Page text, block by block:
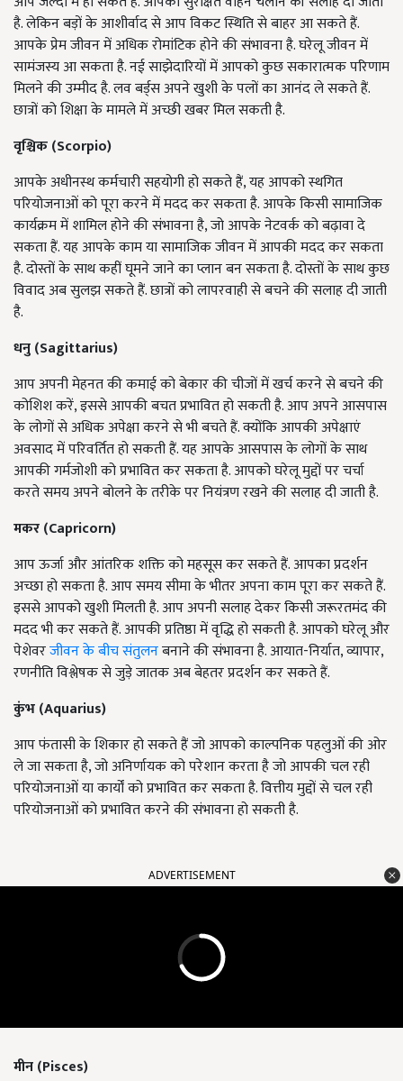
है. लेकिन बड़ों के आशीर्वाद से आप विकट स्थिति से बाहर आ सकते हैं.
आपके प्रेम जीवन में अधिक रोमांटिक होने की संभावना है. घरेलू जीवन में
सामंजस्य आ सकता है. नई साझेदारियों में आपको कुछ सकारात्मक परिणाम
मिलने की उम्मीद है. लव बर्ड्स अपने खुशी के पलों का आनंद ले सकते हैं.
छात्रों को शिक्षा के मामले में अच्छी खबर मिल सकती है.
वृश्चिक (Scorpio)
आपके अधीनस्थ कर्मचारी सहयोगी हो सकते हैं, यह आपको स्थगित
परियोजनाओं को पूरा करने में मदद कर सकता है. आपके किसी सामाजिक
कार्यक्रम में शामिल होने की संभावना है, जो आपके नेटवर्क को बढ़ावा दे
सकता हैं. यह आपके काम या सामाजिक जीवन में आपकी मदद कर सकता
है. दोस्तों के साथ कहीं घूमने जाने का प्लान बन सकता है. दोस्तों के साथ कुछ
विवाद अब सुलझ सकते हैं. छात्रों को लापरवाही से बचने की सलाह दी जाती
है.
धनु (Sagittarius)
आप अपनी मेहनत की कमाई को बेकार की चीजों में खर्च करने से बचने की
कोशिश करें, इससे आपकी बचत प्रभावित हो सकती है. आप अपने आसपास
के लोगों से अधिक अपेक्षा करने से भी बचते हैं. क्योंकि आपकी अपेक्षाएं
अवसाद में परिवर्तित हो सकती हैं. यह आपके आसपास के लोगों के साथ
आपकी गर्मजोशी को प्रभावित कर सकता है. आपको घरेलू मुद्दों पर चर्चा
करते समय अपने बोलने के तरीके पर नियंत्रण रखने की सलाह दी जाती है.
मकर (Capricorn)
आप ऊर्जा और आंतरिक शक्ति को महसूस कर सकते हैं. आपका प्रदर्शन
अच्छा हो सकता है. आप समय सीमा के भीतर अपना काम पूरा कर सकते हैं.
इससे आपको खुशी मिलती है. आप अपनी सलाह देकर किसी जरूरतमंद की
मदद भी कर सकते हैं. आपकी प्रतिष्ठा में वृद्धि हो सकती है. आपको घरेलू और
पेशेवरजीवन के बीच संतुलनबनाने की संभावना है. आयात-निर्यात, व्यापार,
रणनीति विश्लेषक से जुड़े जातक अब बेहतर प्रदर्शन कर सकते हैं.
कुंभ (Aquarius)
आप फंतासी के शिकार हो सकते हैं जो आपको काल्पनिक पहलुओं की ओर
ले जा सकता है, जो अनिर्णायक को परेशान करता है जो आपकी चल रही
परियोजनाओं या कार्यों को प्रभावित कर सकता है. वित्तीय मुद्दों से चल रही
परियोजनाओं को प्रभावित करने की संभावना हो सकती है.
ADVERTISEMENT
मीन (Pisces)